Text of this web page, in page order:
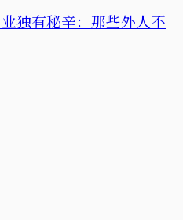
独有秘辛：那些外人不